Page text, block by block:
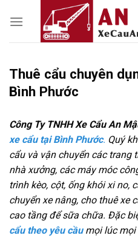
Thuê cẩu chuyên
Bình Phước
Công Ty TNHH Xe Cẩu An
xe cẩu tại Bình Phước. Quý
cẩu và vận chuyển các trang
nhà xưởng, các máy móc
trình kèo, cột, ống khói xi no,
chuyển xe nâng, cho thuê xe
cao tầng để sữa chữa. Đặc
cẩu theo yêu cầumọi lúc mọi